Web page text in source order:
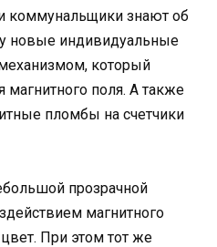
коммунальщики знают об
новые индивидуальные
который
магнитного поля. А также
пломбы на счетчики
прозрачной
магнитного
При этом тот же